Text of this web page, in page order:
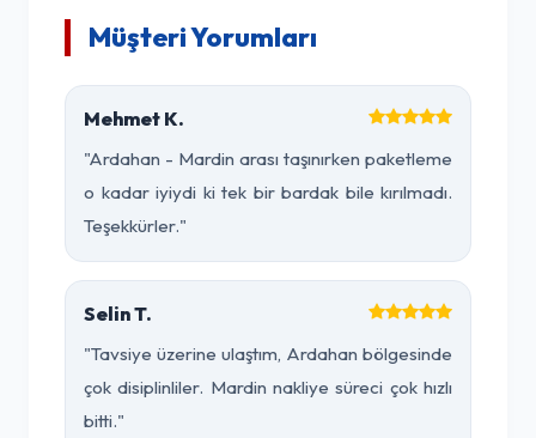
Müşteri Yorumları
Mehmet K.
"Ardahan - Mardin arası taşınırken paketleme
o kadar iyiydi ki tek bir bardak bile kırılmadı.
Teşekkürler."
Selin T.
"Tavsiye üzerine ulaştım, Ardahan bölgesinde
çok disiplinliler. Mardin nakliye süreci çok hızlı
bitti."